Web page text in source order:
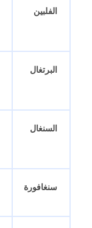
الفلبين
البرتغال
السنغال
سنغافورة